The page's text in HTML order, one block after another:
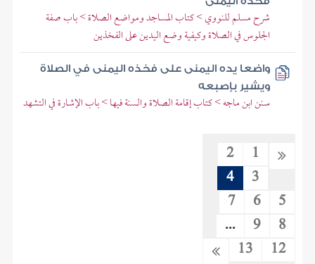
شرح مسلم للنووي > كتاب المساجد ومواضع الصلاة > باب صفة
الجلوس في الصلاة وكيفية وضع اليدين على الفخذين
واضعا يده اليمنى على فخذه اليمنى في الصلاة
ويشير بإصبعه
سنن ابن ماجه > كتاب إقامة الصلاة والسنة فيها > باب الإشارة في التشهد
1
2
3
4
5
6
7
8
9
...
12
13